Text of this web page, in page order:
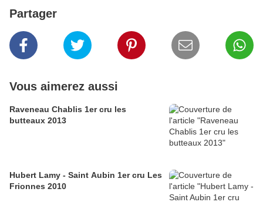
Partager
Vous aimerez aussi
Raveneau Chablis 1er cru les
butteaux 2013
Hubert Lamy - Saint Aubin 1er cru Les
Frionnes 2010